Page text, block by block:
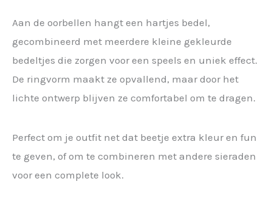
Aan de oorbellen hangt een hartjes bedel,
gecombineerd met meerdere kleine gekleurde
bedeltjes die zorgen voor een speels en uniek effect.
De ringvorm maakt ze opvallend, maar door het
lichte ontwerp blijven ze comfortabel om te dragen.
Perfect om je outfit net dat beetje extra kleur en fun
te geven, of om te combineren met andere sieraden
voor een complete look.